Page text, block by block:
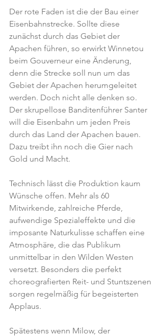
Der rote Faden ist die der Bau einer
Eisenbahnstrecke. Sollte diese
zunächst durch das Gebiet der
Apachen führen, so erwirkt Winnetou
beim Gouverneur eine Änderung,
denn die Strecke soll nun um das
Gebiet der Apachen herumgeleitet
werden. Doch nicht alle denken so.
Der skrupellose Banditenführer Santer
will die Eisenbahn um jeden Preis
durch das Land der Apachen bauen.
Dazu treibt ihn noch die Gier nach
Gold und Macht.
Technisch lässt die Produktion kaum
Wünsche offen. Mehr als 60
Mitwirkende, zahlreiche Pferde,
aufwendige Spezialeffekte und die
imposante Naturkulisse schaffen eine
Atmosphäre, die das Publikum
unmittelbar in den Wilden Westen
versetzt. Besonders die perfekt
choreografierten Reit- und Stuntszenen
sorgen regelmäßig für begeisterten
Applaus.
Spätestens wenn Milow, der